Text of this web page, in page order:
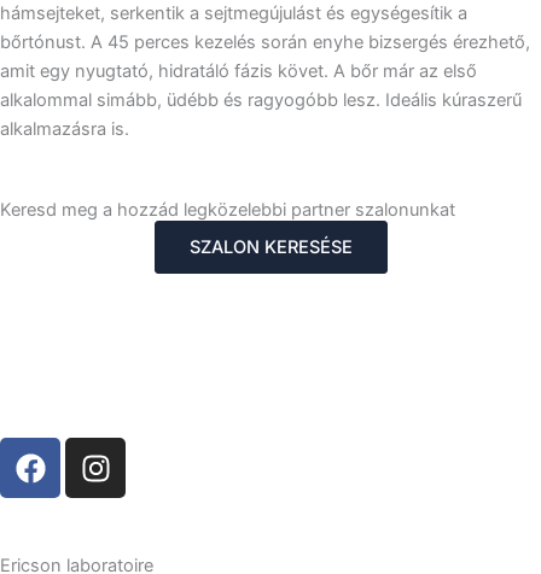
hámsejteket, serkentik a sejtmegújulást és egységesítik a
bőrtónust. A 45 perces kezelés során enyhe bizsergés érezhető,
amit egy nyugtató, hidratáló fázis követ. A bőr már az első
alkalommal simább, üdébb és ragyogóbb lesz. Ideális kúraszerű
alkalmazásra is.
Keresd meg a hozzád legközelebbi partner szalonunkat
SZALON KERESÉSE
F
a
I
n
Ericson laboratoire